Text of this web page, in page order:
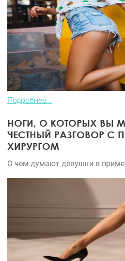
Подробнее...
НОГИ, О КОТОРЫХ ВЫ
ЧЕСТНЫЙ РАЗГОВОР С
ХИРУРГОМ
О чем думают девушки в